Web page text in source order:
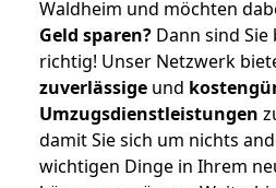
Waldheim und möchten
Geld sparen? Dann sind
richtig! Unser Netzwerk
zuverlässige und
Umzugsdienstleistungen
damit Sie sich um nichts
wichtigen Dinge in Ihrem